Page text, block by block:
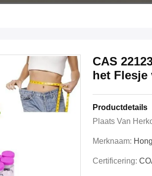
CAS
het Flesje
Productdetails
Plaats Van
Merknaam:
Certificering: